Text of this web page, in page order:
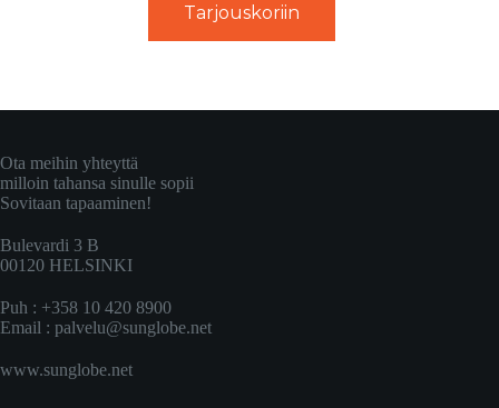
Tarjouskoriin
Ota meihin yhteyttä
milloin tahansa sinulle sopii
Sovitaan tapaaminen!
Bulevardi 3 B
00120 HELSINKI
Puh : +358 10 420 8900
Email : palvelu@sunglobe.net
www.sunglobe.net